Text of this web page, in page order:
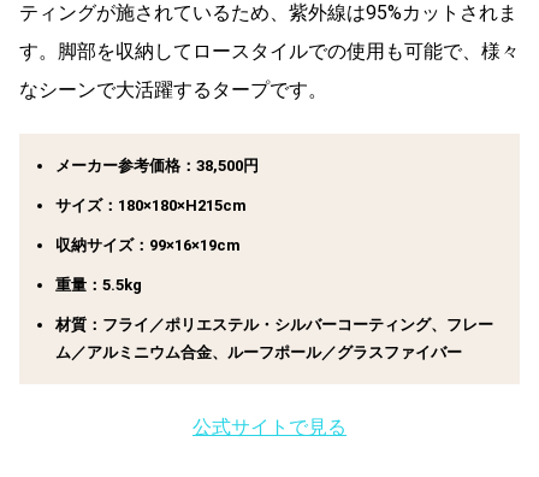
ティングが施されているため、紫外線は95%カットされま
す。脚部を収納してロースタイルでの使用も可能で、様々
なシーンで大活躍するタープです。
メーカー参考価格：38,500円
サイズ：180×180×H215cm
収納サイズ：99×16×19cm
重量：5.5kg
材質：フライ／ポリエステル・シルバーコーティング、フレー
ム／アルミニウム合金、ルーフポール／グラスファイバー
公式サイトで見る